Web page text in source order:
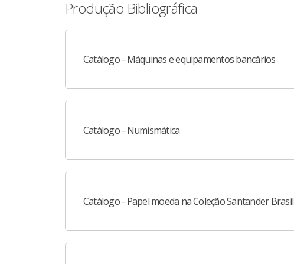
Produção Bibliográfica
Catálogo - Máquinas e equipamentos bancários
Catálogo - Numismática
Catálogo - Papel moeda na Coleção Santander Brasil